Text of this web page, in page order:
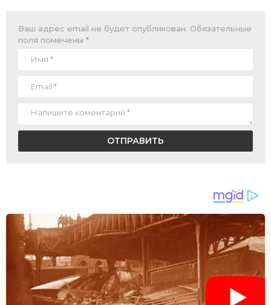
Ваш адрес email не будет опубликован. Обязательные
поля помечены *